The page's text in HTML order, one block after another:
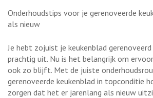
Onderhoudstips voor je gerenoveerde
als nieuw
Je hebt zojuist je keukenblad
prachtig uit. Nu is het belangrijk om
ook zo blijft. Met de juiste
gerenoveerde keukenblad in topconditie
zorgen dat het er jarenlang als nieuw